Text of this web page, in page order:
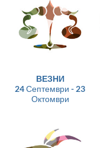
ВЕЗНИ
24 Септември - 23
Октомври